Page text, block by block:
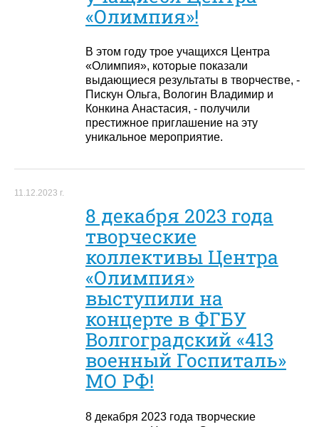
«Олимпия»!
В этом году трое учащихся Центра
«Олимпия», которые показали
выдающиеся результаты в творчестве, -
Пискун Ольга, Вологин Владимир и
Конкина Анастасия, - получили
престижное приглашение на эту
уникальное мероприятие.
11.12.2023 г.
8 декабря 2023 года
творческие
коллективы Центра
«Олимпия»
выступили на
концерте в ФГБУ
Волгоградский «413
военный Госпиталь»
МО РФ!
8 декабря 2023 года творческие